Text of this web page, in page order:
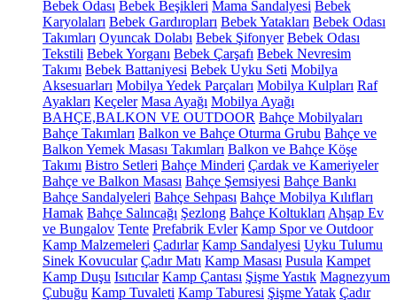
Bebek Odası Bebek Beşikleri Mama Sandalyesi Bebek
Karyolaları Bebek Gardıropları Bebek Yatakları Bebek Odası
Takımları Oyuncak Dolabı Bebek Şifonyer Bebek Odası
Tekstili Bebek Yorganı Bebek Çarşafı Bebek Nevresim
Takımı Bebek Battaniyesi Bebek Uyku Seti Mobilya
Aksesuarları Mobilya Yedek Parçaları Mobilya Kulpları Raf
Ayakları Keçeler Masa Ayağı Mobilya Ayağı
BAHÇE,BALKON VE OUTDOOR Bahçe Mobilyaları
Bahçe Takımları Balkon ve Bahçe Oturma Grubu Bahçe ve
Balkon Yemek Masası Takımları Balkon ve Bahçe Köşe
Takımı Bistro Setleri Bahçe Minderi Çardak ve Kameriyeler
Bahçe ve Balkon Masası Bahçe Şemsiyesi Bahçe Bankı
Bahçe Sandalyeleri Bahçe Sehpası Bahçe Mobilya Kılıfları
Hamak Bahçe Salıncağı Şezlong Bahçe Koltukları Ahşap Ev
ve Bungalov Tente Prefabrik Evler Kamp Spor ve Outdoor
Kamp Malzemeleri Çadırlar Kamp Sandalyesi Uyku Tulumu
Sinek Kovucular Çadır Matı Kamp Masası Pusula Kampet
Kamp Duşu Isıtıcılar Kamp Çantası Şişme Yastık Magnezyum
Çubuğu Kamp Tuvaleti Kamp Taburesi Şişme Yatak Çadır